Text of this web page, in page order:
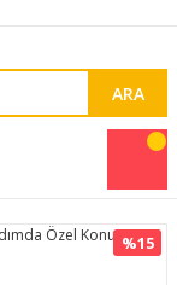
ARA
%15